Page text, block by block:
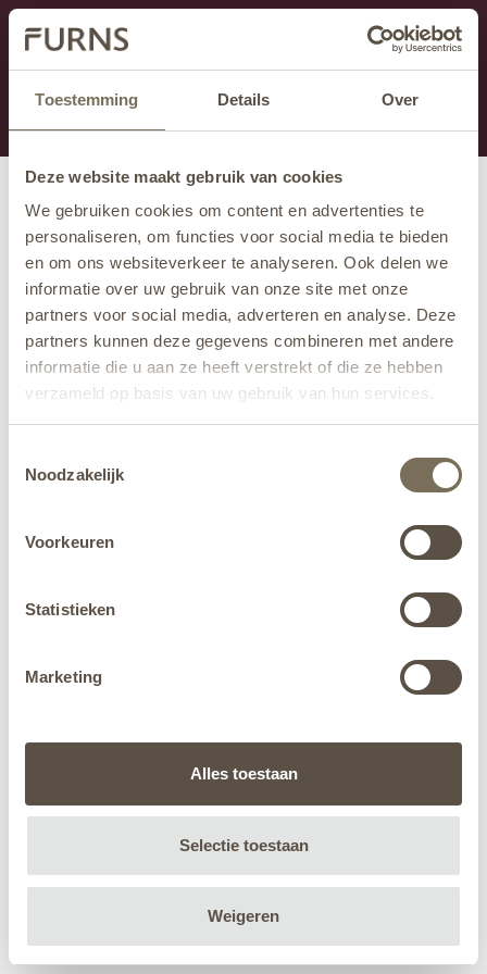
Toestemming Details Over
Deze website maakt gebruik van cookies
We gebruiken cookies om content en advertenties te
personaliseren, om functies voor social media te bieden
en om ons websiteverkeer te analyseren. Ook delen we
informatie over uw gebruik van onze site met onze
partners voor social media, adverteren en analyse. Deze
partners kunnen deze gegevens combineren met andere
informatie die u aan ze heeft verstrekt of die ze hebben
verzameld op basis van uw gebruik van hun services.
jehier.
Noodzakelijk
Voorkeuren
Statistieken
Marketing
Alles toestaan
Selectie toestaan
Weigeren
Ten dział jest obecnie w konserwacji. Jeśli brakuje Ci
informacji.
możesz zadzwonić pod numer +31 413 351 272 lub